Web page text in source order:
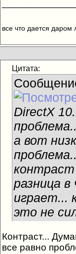
все что дается даром
Цитата:
DirectX
а вот
контраст
разница
играет...
это не
Контраст...
все равно